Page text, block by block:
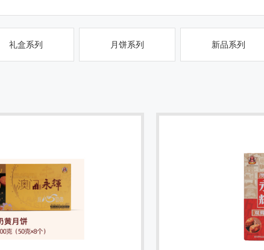
礼盒系列 月饼系列 新品系列